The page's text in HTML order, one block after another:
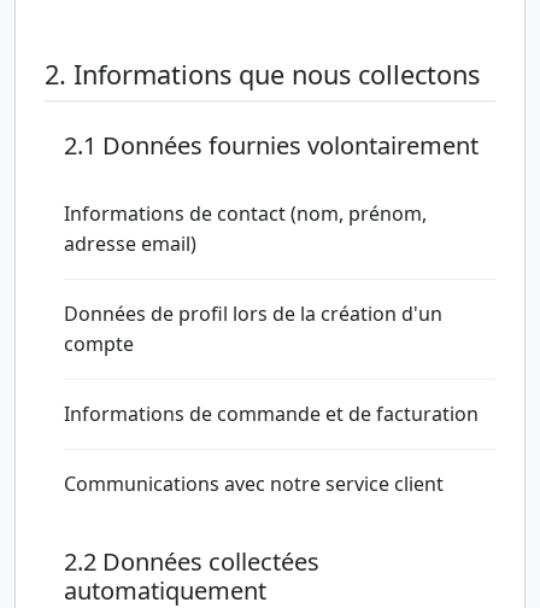
2. Informations que nous collectons
2.1 Données fournies volontairement
Informations de contact (nom, prénom,
adresse email)
Données de profil lors de la création d'un
compte
Informations de commande et de facturation
Communications avec notre service client
2.2 Données collectées
automatiquement